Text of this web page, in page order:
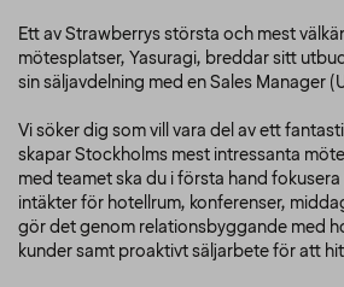
Ett av Strawberrys största och mest
mötesplatser, Yasuragi, breddar sitt
sin säljavdelning med en Sales Manager
Vi söker dig som vill vara del av ett
skapar Stockholms mest intressanta
med teamet ska du i första hand
intäkter för hotellrum, konferenser,
gör det genom relationsbyggande med
kunder samt proaktivt säljarbete för att